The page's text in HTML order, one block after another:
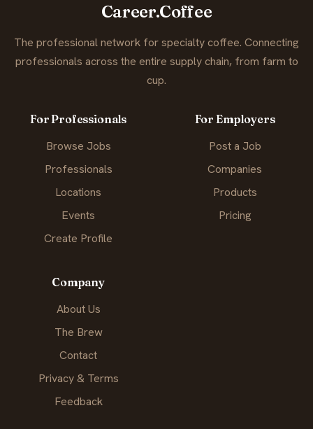
Career.Coffee
The professional network for specialty coffee. Connecting
professionals across the entire supply chain, from farm to
cup.
For Professionals
Browse Jobs
Professionals
Locations
Events
Create Profile
For Employers
Post a Job
Companies
Products
Pricing
Company
About Us
The Brew
Contact
Privacy & Terms
Feedback